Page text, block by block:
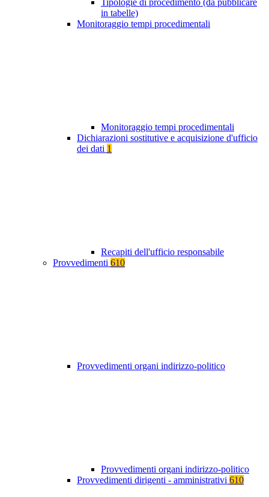
Tipologie di procedimento (da pubblicare
in tabelle)
Monitoraggio tempi procedimentali
Monitoraggio tempi procedimentali
Dichiarazioni sostitutive e acquisizione d'ufficio
dei dati 1
Recapiti dell'ufficio responsabile
Provvedimenti 610
Provvedimenti organi indirizzo-politico
Provvedimenti organi indirizzo-politico
Provvedimenti dirigenti - amministrativi 610